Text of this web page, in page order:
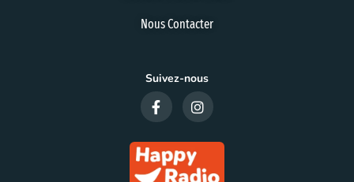
Nous Contacter
Suivez-nous